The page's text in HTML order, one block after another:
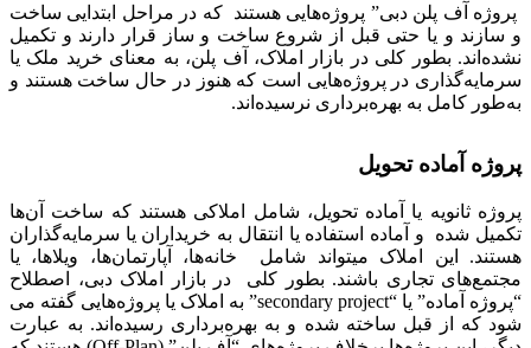
پروژه آف پلن دبی” پروژه‌هایی هستند که در مراحل ابتدایی ساخت
و سازند و یا حتی قبل از شروع ساخت و ساز قرار دارند و تکمیل
نشده‌اند. بطور کلی در بازار املاک، آف پلن، به معنای خرید ملک یا
سرمایه‌گذاری در پروژه‌هایی است که هنوز در حال ساخت هستند و
به‌طور کامل به بهره‌برداری نرسیده‌اند.
پروژه آماده تحویل
پروژه ثانویه یا آماده تحویل، شامل املاکی هستند که ساخت آن‌ها
تکمیل شده و آماده استفاده یا انتقال به خریداران یا سرمایه‌گذاران
هستند. این املاک میتواند شامل خانه‌ها، آپارتمان‌ها، ویلاها، یا
مجتمع‌های تجاری باشند. بطور کلی در بازار املاک دبی، اصطلاح
“پروژه آماده” یا “secondary project” به املاک یا پروژه‌هایی گفته می
شود که از قبل ساخته شده و به بهره‌برداری رسیده‌اند. به عبارت